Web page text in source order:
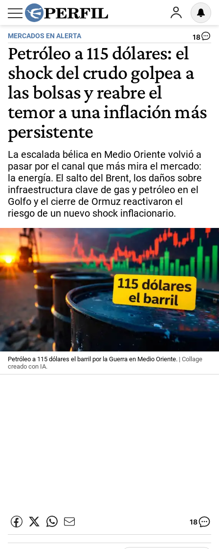
MERCADOS EN ALERTA 18
Petróleo a 115 dólares: el
shock del crudo golpea a
las bolsas y reabre el
temor a una inflación más
persistente
La escalada bélica en Medio Oriente volvió a
pasar por el canal que más mira el mercado:
la energía. El salto del Brent, los daños sobre
infraestructura clave de gas y petróleo en el
Golfo y el cierre de Ormuz reactivaron el
riesgo de un nuevo shock inflacionario.
Petróleo a 115 dólares el barril por la Guerra en Medio Oriente. | Collage
creado con IA.
18